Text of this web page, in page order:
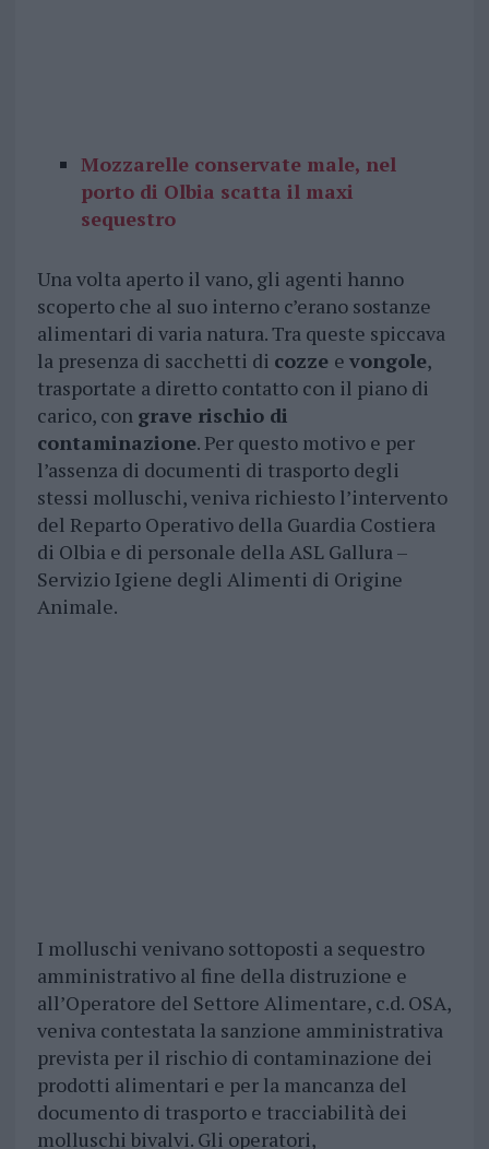
Mozzarelle conservate male, nel
porto di Olbia scatta il maxi
sequestro
Una volta aperto il vano, gli agenti hanno
scoperto che al suo interno c’erano sostanze
alimentari di varia natura. Tra queste spiccava
la presenza di sacchetti di cozze e vongole,
trasportate a diretto contatto con il piano di
carico, con grave rischio di
contaminazione. Per questo motivo e per
l’assenza di documenti di trasporto degli
stessi molluschi, veniva richiesto l’intervento
del Reparto Operativo della Guardia Costiera
di Olbia e di personale della ASL Gallura –
Servizio Igiene degli Alimenti di Origine
Animale.
I molluschi venivano sottoposti a sequestro
amministrativo al fine della distruzione e
all’Operatore del Settore Alimentare, c.d. OSA,
veniva contestata la sanzione amministrativa
prevista per il rischio di contaminazione dei
prodotti alimentari e per la mancanza del
documento di trasporto e tracciabilità dei
molluschi bivalvi. Gli operatori,